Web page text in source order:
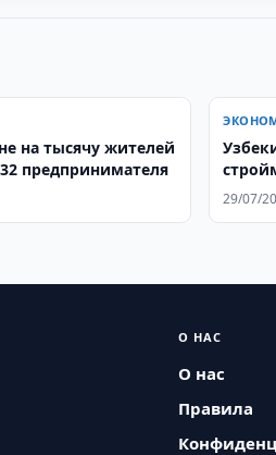
на тысячу жителей
предпринимателя
29/07/
О НАС
О нас
Правила